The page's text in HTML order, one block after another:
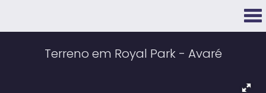
Terreno em Royal Park - Avaré